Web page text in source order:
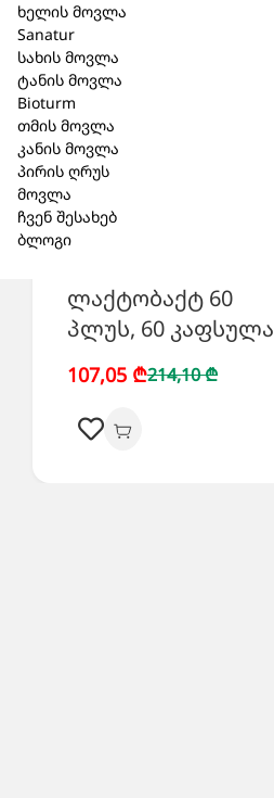
ხელის მოვლა
Sanatur
სახის მოვლა
ტანის მოვლა
Bioturm
თმის მოვლა
კანის მოვლა
პირის ღრუს
მოვლა
ჩვენ შესახებ
ბლოგი
ლაქტობაქტ 60
პლუს, 60 კაფსულა
107,05 ₾214,10 ₾